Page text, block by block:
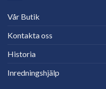
Vår Butik
Kontakta oss
Historia
Inredningshjälp